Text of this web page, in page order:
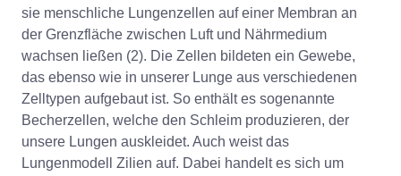
sie menschliche Lungenzellen auf einer Membran an
der Grenzfläche zwischen Luft und Nährmedium
wachsen ließen (2). Die Zellen bildeten ein Gewebe,
das ebenso wie in unserer Lunge aus verschiedenen
Zelltypen aufgebaut ist. So enthält es sogenannte
Becherzellen, welche den Schleim produzieren, der
unsere Lungen auskleidet. Auch weist das
Lungenmodell Zilien auf. Dabei handelt es sich um